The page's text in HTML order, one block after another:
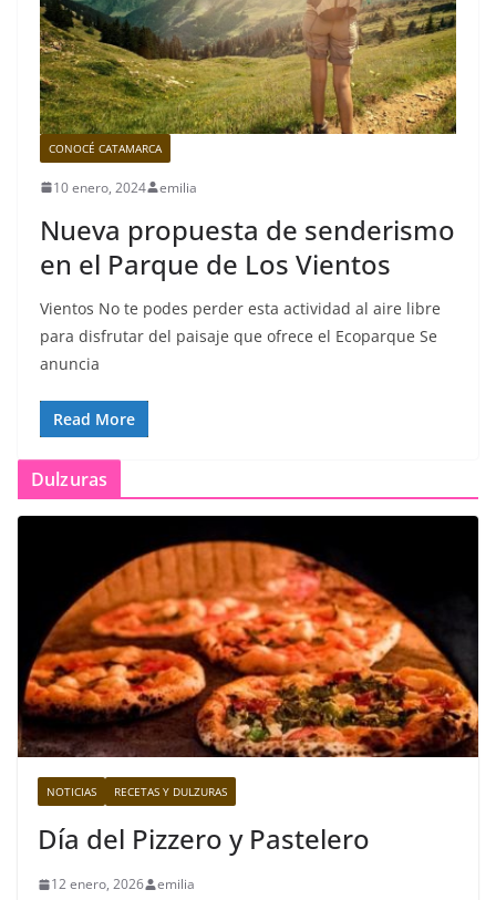
CONOCÉ CATAMARCA
10 enero, 2024 emilia
Nueva propuesta de senderismo
en el Parque de Los Vientos
Vientos No te podes perder esta actividad al aire libre
para disfrutar del paisaje que ofrece el Ecoparque Se
anuncia
Read More
Dulzuras
NOTICIAS RECETAS Y DULZURAS
Día del Pizzero y Pastelero
12 enero, 2026 emilia